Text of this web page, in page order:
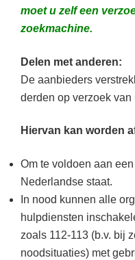
moet u zelf een
zoekmachine.
Delen met anderen:
De aanbieders
derden op verzoek van
Hiervan kan worden
Om te voldoen aan
Nederlandse staat.
In nood kunnen alle
hulpdiensten
zoals 112-113 (b.v. bij
noodsituaties) met